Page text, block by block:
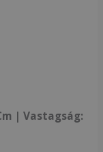
| Vastagság: